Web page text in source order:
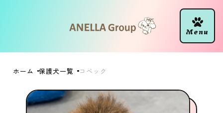
ホーム 保護犬一覧 コペック